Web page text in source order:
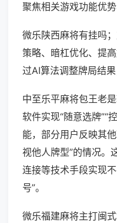
聚焦相关游戏功能优势
微乐陕西麻将有挂吗
策略、暗杠优化、提
过AI算法调整牌局结果
中至乐平麻将包王老
软件实现“随意选牌”“
能，部分用户反映其
视他人牌型”的情况。
连接等技术手段实现
号”。
微乐福建麻将主打闽